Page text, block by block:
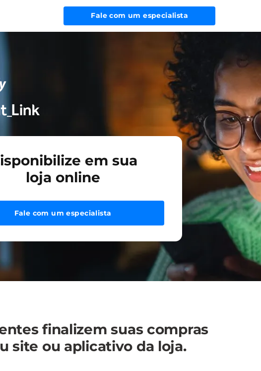
Fale com um especialista
em sua
loja online
Fale com um especialista
finalizem suas compras
site ou aplicativo da loja.